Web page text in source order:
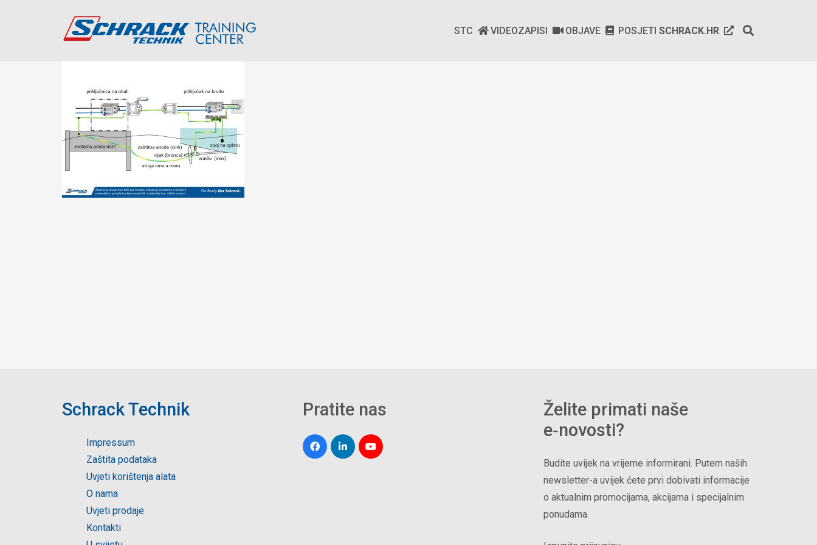
STC VIDEOZAPISI OBJAVE POSJETI SCHRACK.HR
Schrack Technik
Impressum
Zaštita podataka
Uvjeti korištenja alata
O nama
Uvjeti prodaje
Kontakti
Pratite nas
Želite primati naše
e‑novosti?
Budite uvijek na vrijeme informirani. Putem naših
newsletter-a uvijek ćete prvi dobivati informacije
o aktualnim promocijama, akcijama i specijalnim
ponudama.